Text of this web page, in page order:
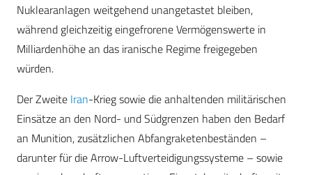
Nuklearanlagen weitgehend unangetastet bleiben,
während gleichzeitig eingefrorene Vermögenswerte in
Milliardenhöhe an das iranische Regime freigegeben
würden.
Der Zweite Iran-Krieg sowie die anhaltenden militärischen
Einsätze an den Nord- und Südgrenzen haben den Bedarf
an Munition, zusätzlichen Abfangraketenbeständen –
darunter für die Arrow-Luftverteidigungssysteme – sowie